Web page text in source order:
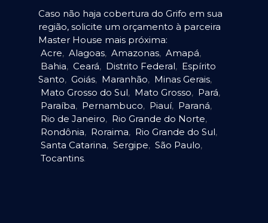
Caso não haja cobertura do Grifo em sua
região, solicite um orçamento à parceira
Master House mais próxima:
Acre, Alagoas, Amazonas, Amapá,
Bahia, Ceará, Distrito Federal, Espírito
Santo, Goiás, Maranhão, Minas Gerais,
Mato Grosso do Sul, Mato Grosso, Pará,
Paraíba, Pernambuco, Piauí, Paraná,
Rio de Janeiro, Rio Grande do Norte,
Rondônia, Roraima, Rio Grande do Sul,
Santa Catarina, Sergipe, São Paulo,
Tocantins.